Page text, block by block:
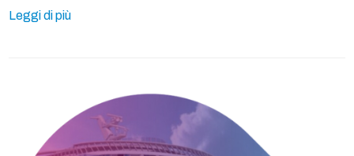
Leggi di più